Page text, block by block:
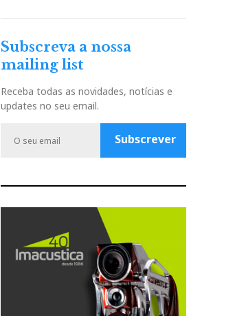
a
e
b
o
k
o
t
u
e
n
t
a
a
w
t
r
o
P
s
Subscreva a nossa
mailing list
Receba todas as novidades, notícias e
updates no seu email.
Subscrever